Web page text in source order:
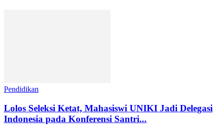
Pendidikan
Lolos Seleksi Ketat, Mahasiswi UNIKI Jadi Delegasi
Indonesia pada Konferensi Santri...